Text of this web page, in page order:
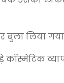
लिया गया